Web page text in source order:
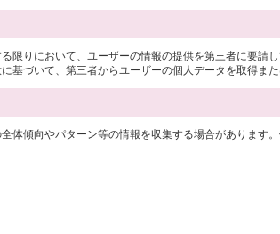
限りにおいて、ユーザーの情報の提供を第三者に要
づいて、第三者からユーザーの個人データを取得また
傾向やパターン等の情報を収集する場合があります